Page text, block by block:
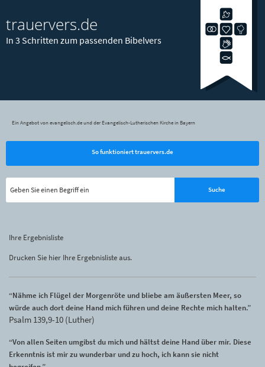
trauervers.de
In 3 Schritten zum passenden Bibelvers
Ein Angebot von evangelisch.de und der Evangelisch-Lutherischen Kirche in Bayern
So funktioniert trauervers.de
Ihre Ergebnisliste
Drucken Sie hier Ihre Ergebnisliste aus.
“Nähme ich Flügel der Morgenröte und bliebe am äußersten Meer, so
würde auch dort deine Hand mich führen und deine Rechte mich halten.”
Psalm 139,9-10 (Luther)
“Von allen Seiten umgibst du mich und hältst deine Hand über mir. Diese
Erkenntnis ist mir zu wunderbar und zu hoch, ich kann sie nicht